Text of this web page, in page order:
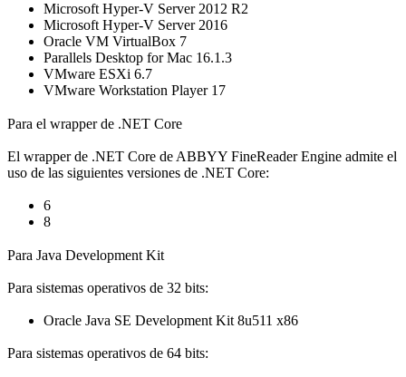
Microsoft Hyper-V Server 2012 R2
Microsoft Hyper-V Server 2016
Oracle VM VirtualBox 7
Parallels Desktop for Mac 16.1.3
VMware ESXi 6.7
VMware Workstation Player 17
Para el wrapper de .NET Core
El wrapper de .NET Core de ABBYY FineReader Engine admite el
uso de las siguientes versiones de .NET Core:
6
8
Para Java Development Kit
Para sistemas operativos de 32 bits:
Oracle Java SE Development Kit 8u511 x86
Para sistemas operativos de 64 bits: